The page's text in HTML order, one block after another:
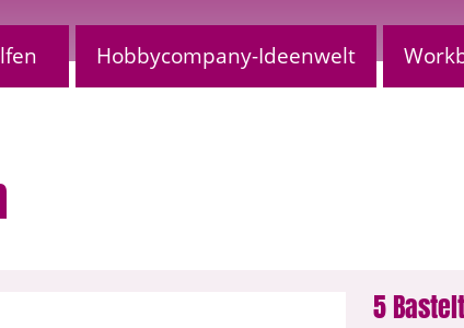
Hobbycompany-Ideenwelt
5